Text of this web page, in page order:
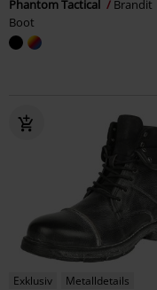
Phantom Tactical
Brandit
Boot
Exklusiv
Metalldetails